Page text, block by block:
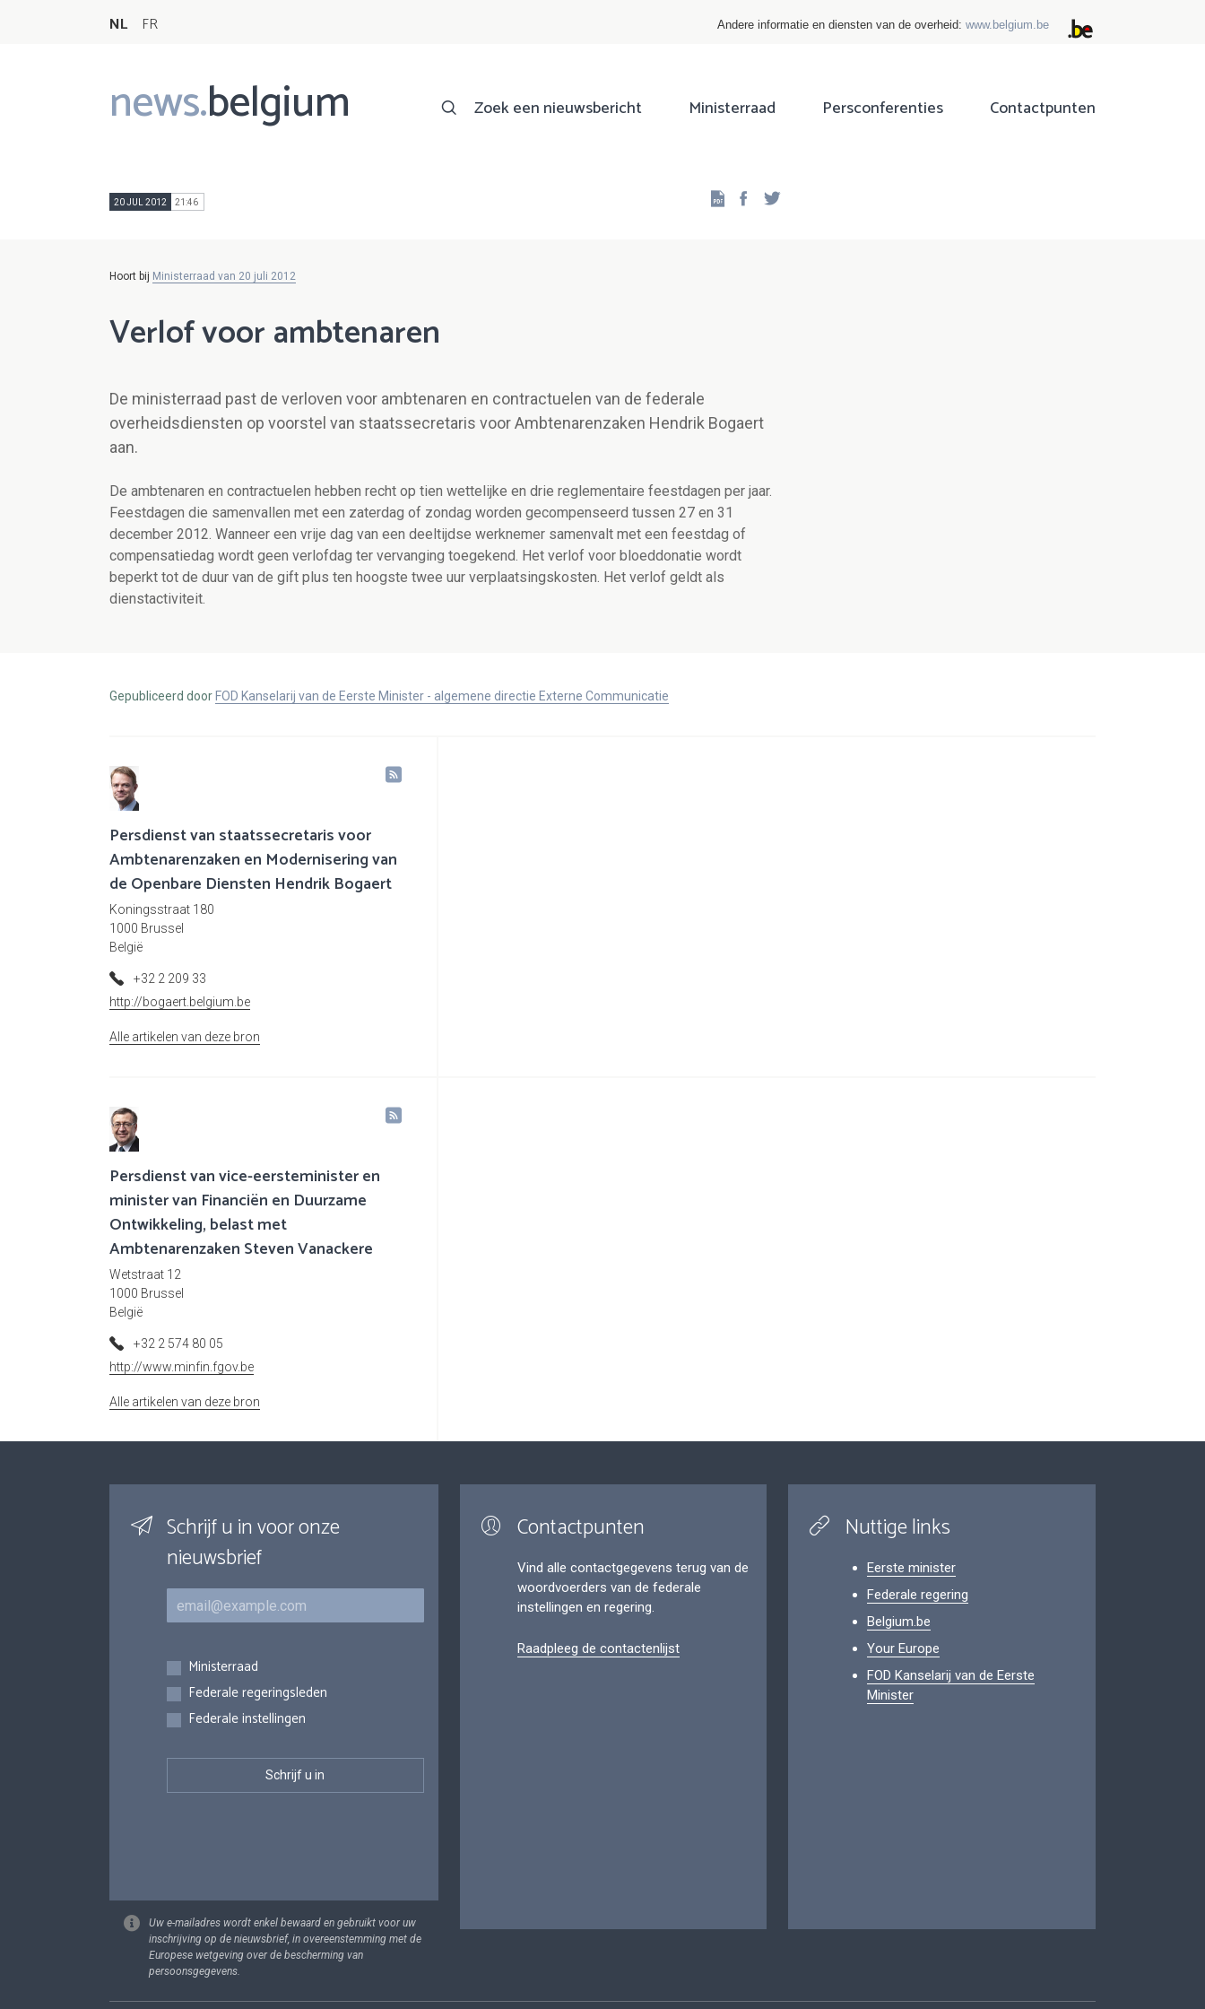
NL FR Andere informatie en diensten van de overheid: www.belgium.be
news.belgium
Main
navigation
Zoek een nieuwsbericht Ministerraad Persconferenties Contactpunten
20 JUL 2012 21:46 Facebook
Hoort bij Ministerraad van 20 juli 2012
Verlof voor ambtenaren
De ministerraad past de verloven voor ambtenaren en contractuelen van de federale
overheidsdiensten op voorstel van staatssecretaris voor Ambtenarenzaken Hendrik Bogaert
aan.
De ambtenaren en contractuelen hebben recht op tien wettelijke en drie reglementaire feestdagen per jaar.
Feestdagen die samenvallen met een zaterdag of zondag worden gecompenseerd tussen 27 en 31
december 2012. Wanneer een vrije dag van een deeltijdse werknemer samenvalt met een feestdag of
compensatiedag wordt geen verlofdag ter vervanging toegekend. Het verlof voor bloeddonatie wordt
beperkt tot de duur van de gift plus ten hoogste twee uur verplaatsingskosten. Het verlof geldt als
dienstactiviteit.
Gepubliceerd door FOD Kanselarij van de Eerste Minister - algemene directie Externe Communicatie
Persdienst van staatssecretaris voor
Ambtenarenzaken en Modernisering van
de Openbare Diensten Hendrik Bogaert
Koningsstraat 180
1000 Brussel
België
+32 2 209 33
http://bogaert.belgium.be
Alle artikelen van deze bron
Persdienst van vice-eersteminister en
minister van Financiën en Duurzame
Ontwikkeling, belast met
Ambtenarenzaken Steven Vanackere
Wetstraat 12
1000 Brussel
België
+32 2 574 80 05
http://www.minfin.fgov.be
Alle artikelen van deze bron
Schrijf u in voor onze
nieuwsbrief
E-mail
Inschrijvingen
Ministerraad
Federale regeringsleden
Federale instellingen
Uw e-mailadres wordt enkel bewaard en gebruikt voor uw
inschrijving op de nieuwsbrief, in overeenstemming met de
Europese wetgeving over de bescherming van
persoonsgegevens.
Contactpunten
Vind alle contactgegevens terug van de
woordvoerders van de federale
instellingen en regering.
Raadpleeg de contactenlijst
Nuttige links
Eerste minister
Federale regering
Belgium.be
Your Europe
FOD Kanselarij van de Eerste
Minister